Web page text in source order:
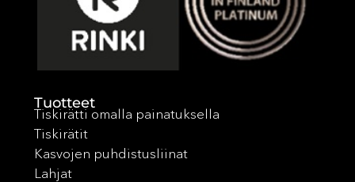
Tuotteet
Tiskirätti omalla painatuksella
Tiskirätit
Kasvojen puhdistusliinat
Lahjat